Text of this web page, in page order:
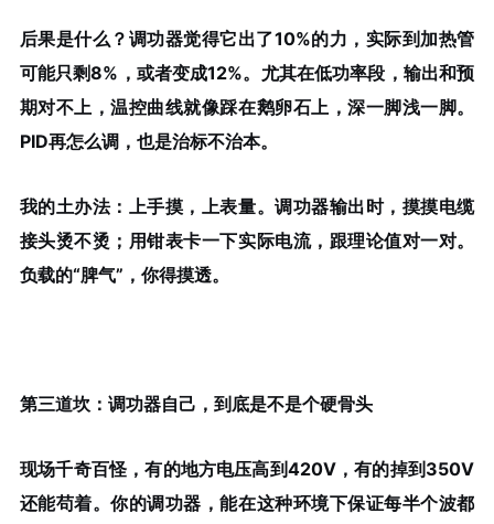
后果是什么？ 调功器觉得它出了10%的力，实际到加热管
可能只剩8%，或者变成12%。尤其在低功率段，输出和预
期对不上，温控曲线就像踩在鹅卵石上，深一脚浅一脚。
PID再怎么调，也是治标不治本。
我的土办法： 上手摸，上表量。调功器输出时，摸摸电缆
接头烫不烫；用钳表卡一下实际电流，跟理论值对一对。
负载的“脾气”，你得摸透。
第三道坎：调功器自己，到底是不是个硬骨头
现场千奇百怪，有的地方电压高到420V，有的掉到350V
还能苟着。你的调功器，能在这种环境下保证每半个波都